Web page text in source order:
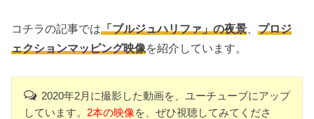
コチラの記事では「ブルジュハリファ」の夜景 、プロジ
ェクションマッピング映像を紹介しています。
2020年2月に撮影した動画を、ユーチューブにアップ
しています。 2本の映像を、ぜひ視聴してみてくださ